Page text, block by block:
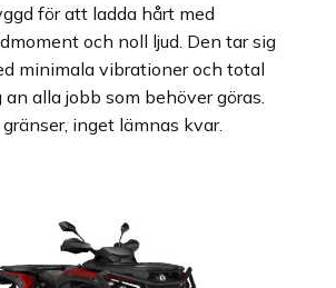
för att ladda hårt med
och noll ljud. Den tar sig
minimala vibrationer och total
alla jobb som behöver göras.
inget lämnas kvar.